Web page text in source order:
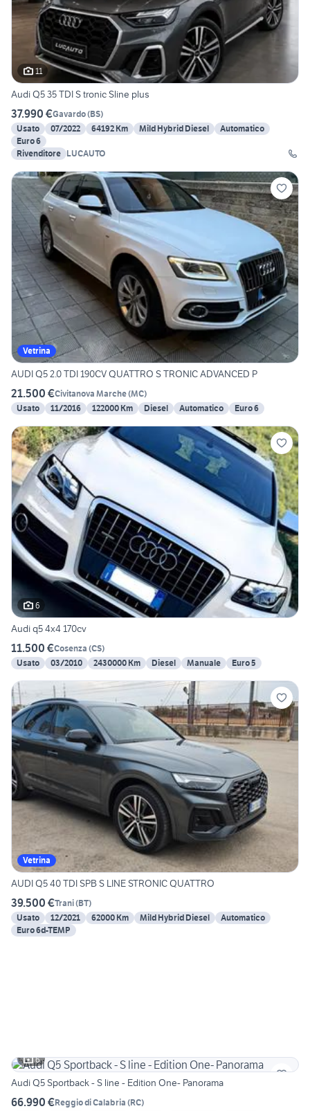
11
Audi Q5 35 TDI S tronic Sline plus
37.990 €Gavardo(BS)
Usato
07/2022 64192 Km Mild Hybrid Diesel
Automatico
Euro 6
Rivenditore LUCAUTO
Vetrina
AUDI Q5 2.0 TDI 190CV QUATTRO S TRONIC ADVANCED P
21.500 €Civitanova Marche(MC)
Usato
11/2016 122000 Km Diesel Automatico Euro 6
6
Audi q5 4x4 170cv
11.500 €Cosenza (CS)
Usato
03/2010 2430000 Km Diesel Manuale Euro 5
Vetrina
AUDI Q5 40 TDI SPB S LINE STRONIC QUATTRO
39.500 €Trani(BT)
Usato
12/2021 62000 Km Mild Hybrid Diesel
Automatico
Euro 6d-TEMP
6
Audi Q5 Sportback - S line - Edition One- Panorama
66.990 €Reggio di Calabria (RC)